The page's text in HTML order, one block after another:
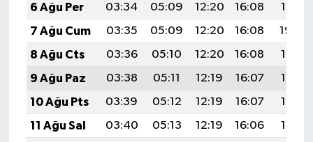
6 Ağu Per
03:34 05:09 12:20 16:08
19:21
7 Ağu Cum
03:35 05:09 12:20 16:08
19:20
8 Ağu Cts
03:36 05:10 12:20 16:08
19:19
9 Ağu Paz
03:38 05:11 12:19 16:07
19:18
10 Ağu Pts
03:39 05:12 12:19 16:07
19:16
11 Ağu Sal
03:40 05:13 12:19 16:06
19:15